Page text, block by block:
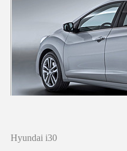
Hyundai i30